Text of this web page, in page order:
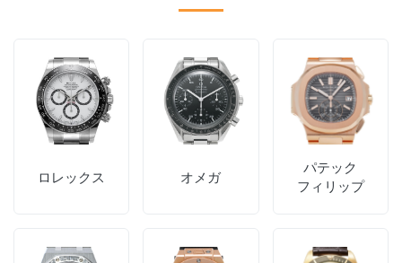
ロレックス オメガ
パテック
フィリップ